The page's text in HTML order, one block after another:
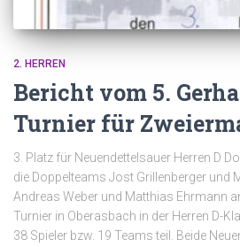
2. HERREN
Bericht vom 5.
Turnier für
3. Platz für Neuendettelsauer Herren D
die Doppelteams Jost Grillenberger und
Andreas Weber und Matthias Ehrmann
Turnier in Oberasbach in der Herren D-
38 Spieler bzw. 19 Teams teil. Beide